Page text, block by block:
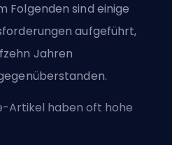
Folgenden sind einige
aufgeführt,
Jahren
Artikel haben oft hohe